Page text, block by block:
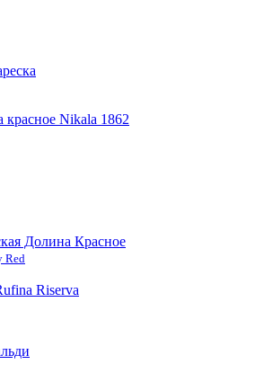
Долина Красное
Red